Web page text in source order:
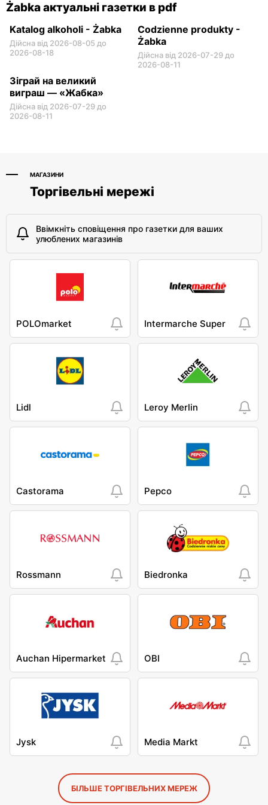
Żabka актуальні газетки в pdf
Katalog alkoholi - Żabka
Дійсна від 2026-08-05 до
2026-08-18
Codzienne produkty -
Żabka
Дійсна від 2026-07-29 до
2026-08-11
Зіграй на великий
виграш — «Жабка»
Дійсна від 2026-07-29 до
2026-08-11
МАГАЗИНИ
Торгівельні мережі
Ввімкніть сповіщення про газетки для ваших
улюблених магазинів
POLOmarket Intermarche Super
Lidl Leroy Merlin
Castorama Pepco
Rossmann Biedronka
Auchan Hipermarket OBI
Jysk Media Markt
БІЛЬШЕ ТОРГІВЕЛЬНИХ МЕРЕЖ